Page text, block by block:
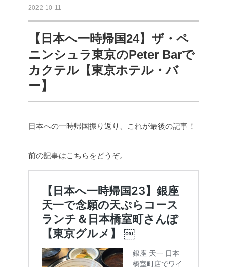
2022-10-11
【日本へ一時帰国24】ザ・ペ
ニンシュラ東京のPeter Barで
カクテル【東京ホテル・バ
ー】
日本への一時帰国振り返り、これが最後の記事！
前の記事はこちらをどうぞ。